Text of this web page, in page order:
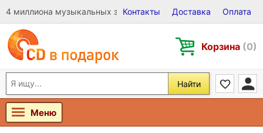
4 миллиона музыкальных записей на Виниле, CD и DVD
Контакты Доставка Оплата
Корзина (0)
Найти
Меню